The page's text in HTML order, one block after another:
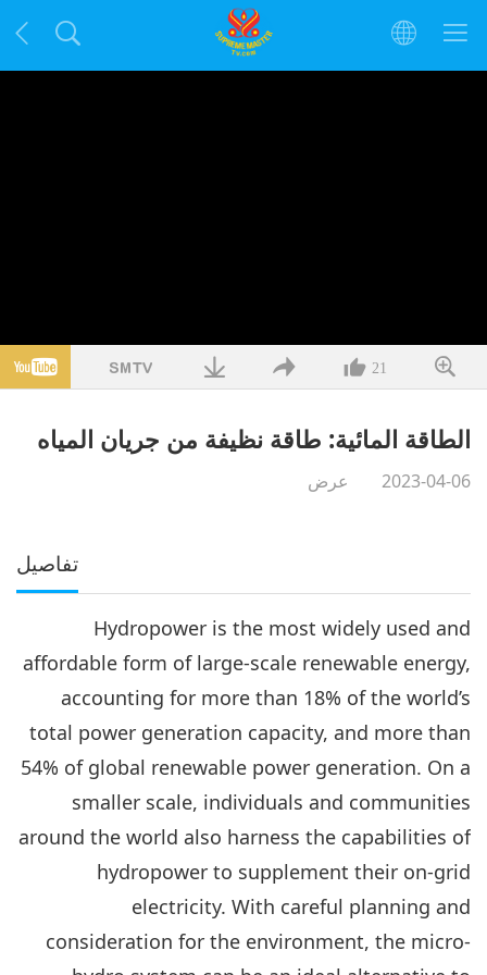
21
الطاقة المائية: طاقة نظيفة من جريان المياه
2023-04-06 عرض
تفاصيل
Hydropower is the most widely used and
affordable form of large-scale renewable energy,
accounting for more than 18% of the world’s
total power generation capacity, and more than
54% of global renewable power generation. On a
smaller scale, individuals and communities
around the world also harness the capabilities of
hydropower to supplement their on-grid
electricity. With careful planning and
consideration for the environment, the micro-